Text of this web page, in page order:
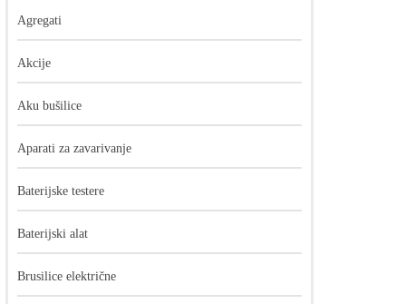
Agregati
Akcije
Aku bušilice
Aparati za zavarivanje
Baterijske testere
Baterijski alat
Brusilice električne